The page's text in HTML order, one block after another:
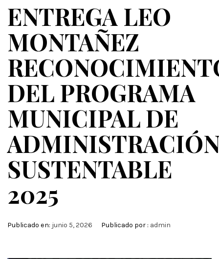
ENTREGA LEO
MONTAÑEZ
DEL PROGRAMA
MUNICIPAL DE
SUSTENTABLE
2025
Publicado en: junio 5, 2026 Publicado por : admin